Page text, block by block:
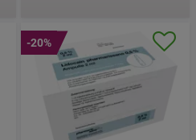
-20%